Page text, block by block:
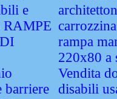
e
RAMPE
barriere
rampa
220x80 a
Vendita
disabili